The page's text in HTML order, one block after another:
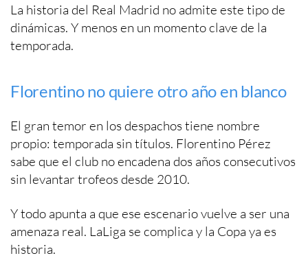
La historia del Real Madrid no admite este tipo de
dinámicas. Y menos en un momento clave de la
temporada.
Florentino no quiere otro año en blanco
El gran temor en los despachos tiene nombre
propio: temporada sin títulos. Florentino Pérez
sabe que el club no encadena dos años consecutivos
sin levantar trofeos desde 2010.
Y todo apunta a que ese escenario vuelve a ser una
amenaza real. LaLiga se complica y la Copa ya es
historia.